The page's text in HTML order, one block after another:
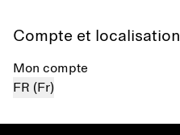
Compte et localisation
Mon compte
FR (Fr)